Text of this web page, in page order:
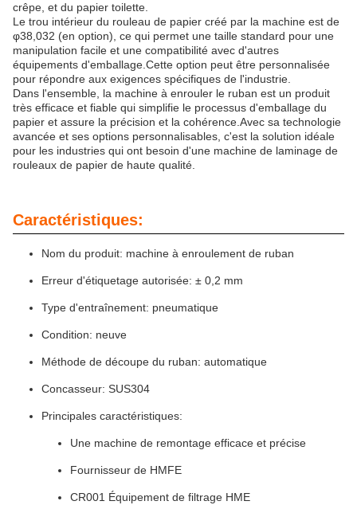
crêpe, et du papier toilette.
Le trou intérieur du rouleau de papier créé par la machine est de
φ38,032 (en option), ce qui permet une taille standard pour une
manipulation facile et une compatibilité avec d'autres
équipements d'emballage.Cette option peut être personnalisée
pour répondre aux exigences spécifiques de l'industrie.
Dans l'ensemble, la machine à enrouler le ruban est un produit
très efficace et fiable qui simplifie le processus d'emballage du
papier et assure la précision et la cohérence.Avec sa technologie
avancée et ses options personnalisables, c'est la solution idéale
pour les industries qui ont besoin d'une machine de laminage de
rouleaux de papier de haute qualité.
Caractéristiques:
Nom du produit: machine à enroulement de ruban
Erreur d'étiquetage autorisée: ± 0,2 mm
Type d'entraînement: pneumatique
Condition: neuve
Méthode de découpe du ruban: automatique
Concasseur: SUS304
Principales caractéristiques:
Une machine de remontage efficace et précise
Fournisseur de HMFE
CR001 Équipement de filtrage HME